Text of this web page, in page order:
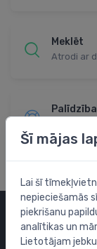
Meklēt
Atrodi ar
Palīdzība
Kategorijas
Šī mājas
Lai šī
nepieciešamās
piekrišanu
analītikas un
Lietotājam